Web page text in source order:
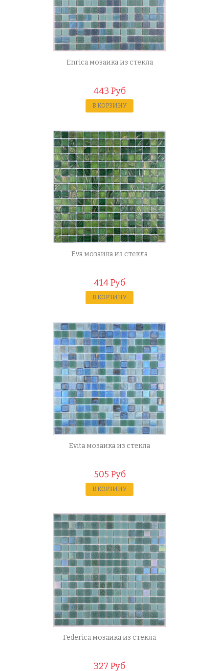
Enrica мозаика из стекла
443 Руб
В КОРЗИНУ
Eva мозаика из стекла
414 Руб
В КОРЗИНУ
Evita мозаика из стекла
505 Руб
В КОРЗИНУ
Federica мозаика из стекла
327 Руб